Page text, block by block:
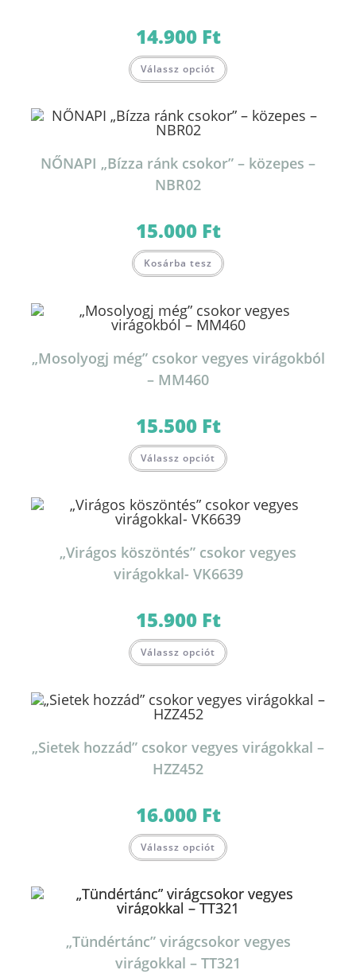
14.900 Ft
Válassz opciót
NŐNAPI „Bízza ránk csokor” – közepes –
NBR02
15.000 Ft
Kosárba tesz
„Mosolyogj még” csokor vegyes virágokból
– MM460
15.500 Ft
Válassz opciót
„Virágos köszöntés” csokor vegyes
virágokkal- VK6639
15.900 Ft
Válassz opciót
„Sietek hozzád” csokor vegyes virágokkal –
HZZ452
16.000 Ft
Válassz opciót
„Tündértánc” virágcsokor vegyes
virágokkal – TT321